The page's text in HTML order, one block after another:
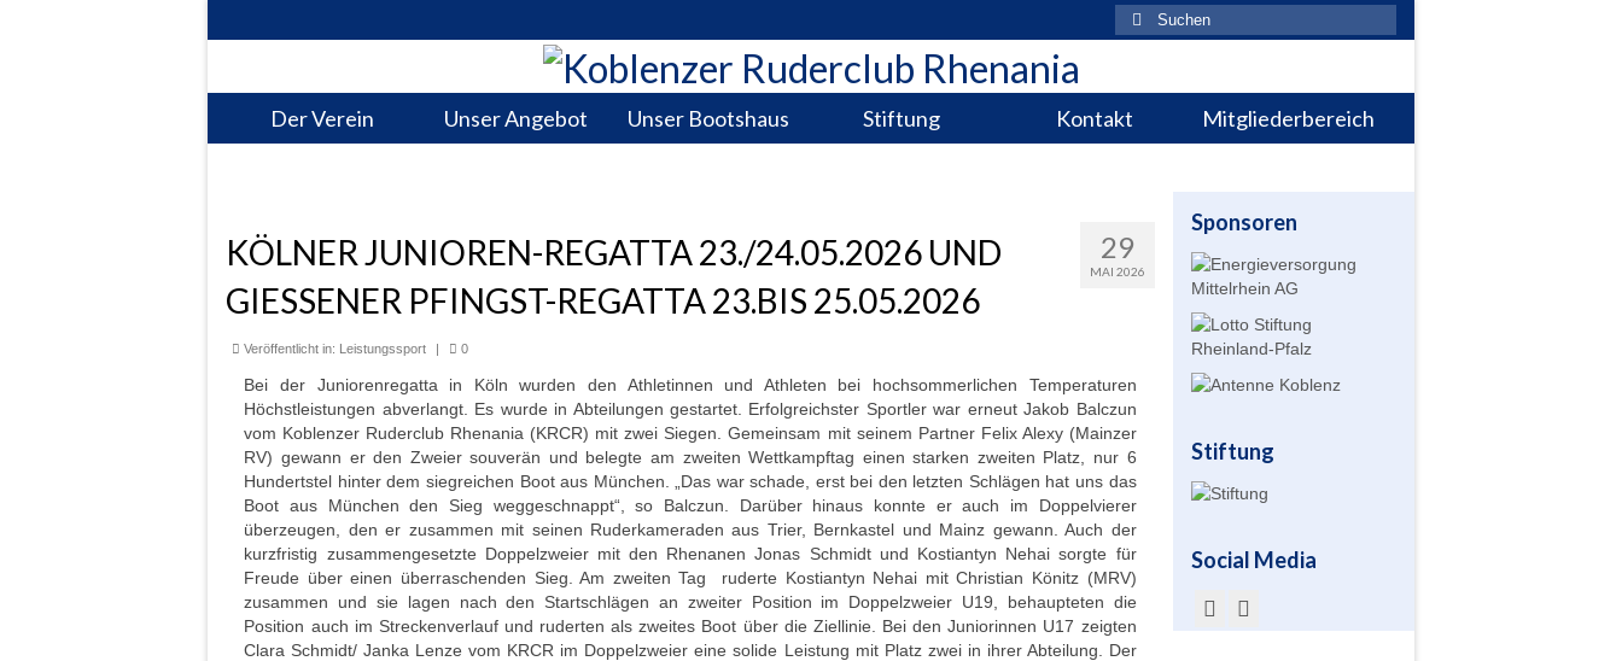
Suchen
nach:
Der Verein Unser Angebot Unser Bootshaus Stiftung Kontakt Mitgliederbereich
29
MAI 2026
KÖLNER JUNIOREN-REGATTA 23./24.05.2026 UND
GIESSENER PFINGST-REGATTA 23.BIS 25.05.2026
Veröffentlicht in: Leistungssport | 0
Bei der Juniorenregatta in Köln wurden den Athletinnen und Athleten bei hochsommerlichen Temperaturen
Höchstleistungen abverlangt. Es wurde in Abteilungen gestartet. Erfolgreichster Sportler war erneut Jakob Balczun
vom Koblenzer Ruderclub Rhenania (KRCR) mit zwei Siegen. Gemeinsam mit seinem Partner Felix Alexy (Mainzer
RV) gewann er den Zweier souverän und belegte am zweiten Wettkampftag einen starken zweiten Platz, nur 6
Hundertstel hinter dem siegreichen Boot aus München. „Das war schade, erst bei den letzten Schlägen hat uns das
Boot aus München den Sieg weggeschnappt“, so Balczun. Darüber hinaus konnte er auch im Doppelvierer
überzeugen, den er zusammen mit seinen Ruderkameraden aus Trier, Bernkastel und Mainz gewann. Auch der
kurzfristig zusammengesetzte Doppelzweier mit den Rhenanen Jonas Schmidt und Kostiantyn Nehai sorgte für
Freude über einen überraschenden Sieg. Am zweiten Tag ruderte Kostiantyn Nehai mit Christian Könitz (MRV)
zusammen und sie lagen nach den Startschlägen an zweiter Position im Doppelzweier U19, behaupteten die
Position auch im Streckenverlauf und ruderten als zweites Boot über die Ziellinie. Bei den Juniorinnen U17 zeigten
Clara Schmidt/ Janka Lenze vom KRCR im Doppelzweier eine solide Leistung mit Platz zwei in ihrer Abteilung. Der
Sponsoren
Stiftung
Social Media